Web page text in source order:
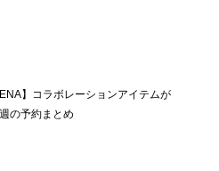
】コラボレーションアイテムが
の予約まとめ